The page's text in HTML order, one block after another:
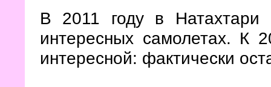
В 2011 году в Натахтари
интересных самолетах. К
интересной: фактически